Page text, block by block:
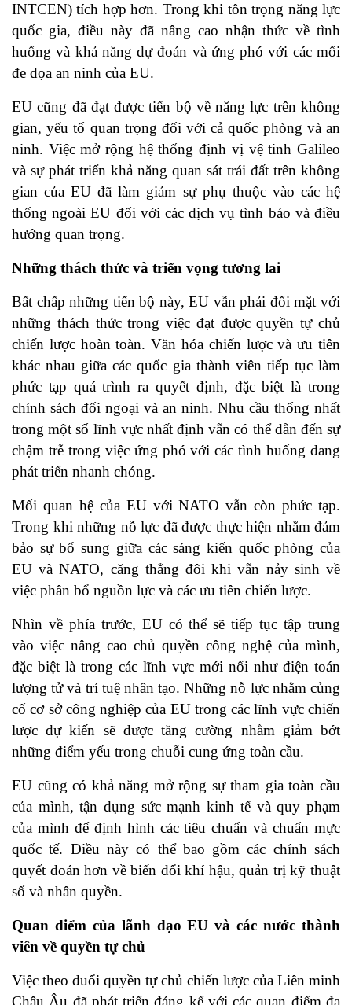
INTCEN) tích hợp hơn. Trong khi tôn trọng năng lực
quốc gia, điều này đã nâng cao nhận thức về tình
huống và khả năng dự đoán và ứng phó với các mối
đe dọa an ninh của EU.
EU cũng đã đạt được tiến bộ về năng lực trên không
gian, yếu tố quan trọng đối với cả quốc phòng và an
ninh. Việc mở rộng hệ thống định vị vệ tinh Galileo
và sự phát triển khả năng quan sát trái đất trên không
gian của EU đã làm giảm sự phụ thuộc vào các hệ
thống ngoài EU đối với các dịch vụ tình báo và điều
hướng quan trọng.
Những thách thức và triển vọng tương lai
Bất chấp những tiến bộ này, EU vẫn phải đối mặt với
những thách thức trong việc đạt được quyền tự chủ
chiến lược hoàn toàn. Văn hóa chiến lược và ưu tiên
khác nhau giữa các quốc gia thành viên tiếp tục làm
phức tạp quá trình ra quyết định, đặc biệt là trong
chính sách đối ngoại và an ninh. Nhu cầu thống nhất
trong một số lĩnh vực nhất định vẫn có thể dẫn đến sự
chậm trễ trong việc ứng phó với các tình huống đang
phát triển nhanh chóng.
Mối quan hệ của EU với NATO vẫn còn phức tạp.
Trong khi những nỗ lực đã được thực hiện nhằm đảm
bảo sự bổ sung giữa các sáng kiến ​​quốc phòng của
EU và NATO, căng thẳng đôi khi vẫn nảy sinh về
việc phân bổ nguồn lực và các ưu tiên chiến lược.
Nhìn về phía trước, EU có thể sẽ tiếp tục tập trung
vào việc nâng cao chủ quyền công nghệ của mình,
đặc biệt là trong các lĩnh vực mới nổi như điện toán
lượng tử và trí tuệ nhân tạo. Những nỗ lực nhằm củng
cố cơ sở công nghiệp của EU trong các lĩnh vực chiến
lược dự kiến ​​sẽ được tăng cường nhằm giảm bớt
những điểm yếu trong chuỗi cung ứng toàn cầu.
EU cũng có khả năng mở rộng sự tham gia toàn cầu
của mình, tận dụng sức mạnh kinh tế và quy phạm
của mình để định hình các tiêu chuẩn và chuẩn mực
quốc tế. Điều này có thể bao gồm các chính sách
quyết đoán hơn về biến đổi khí hậu, quản trị kỹ thuật
số và nhân quyền.
Quan điểm của lãnh đạo EU và các nước thành
viên về quyền tự chủ
Việc theo đuổi quyền tự chủ chiến lược của Liên minh
Châu Âu đã phát triển đáng kể với các quan điểm đa